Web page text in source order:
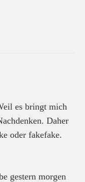
es bringt mich
Daher
oder fakefake.
gestern morgen